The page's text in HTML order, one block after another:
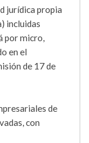
jurídica propia
incluidas
por micro,
en el
de 17 de
de
con